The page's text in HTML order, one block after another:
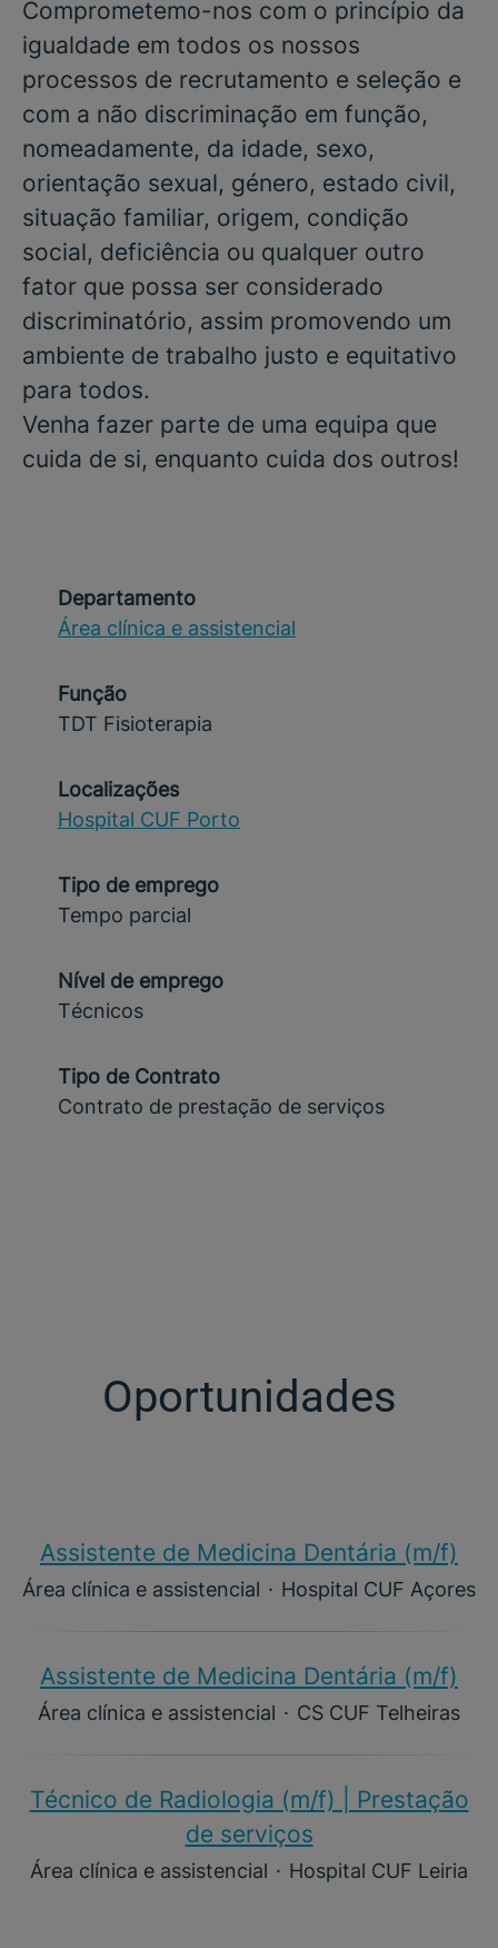
Comprometemo-nos com o princípio da
igualdade em todos os nossos
processos de recrutamento e seleção e
com a não discriminação em função,
nomeadamente, da idade, sexo,
orientação sexual, género, estado civil,
situação familiar, origem, condição
social, deficiência ou qualquer outro
fator que possa ser considerado
discriminatório, assim promovendo um
ambiente de trabalho justo e equitativo
para todos.
Venha fazer parte de uma equipa que
cuida de si, enquanto cuida dos outros!
Departamento
Área clínica e assistencial
Função
TDT Fisioterapia
Localizações
Hospital CUF Porto
Tipo de emprego
Tempo parcial
Nível de emprego
Técnicos
Tipo de Contrato
Contrato de prestação de serviços
Oportunidades
Assistente de Medicina Dentária (m/f)​
Área clínica e assistencial · Hospital CUF Açores
Assistente de Medicina Dentária (m/f)​
Área clínica e assistencial · CS CUF Telheiras
Técnico de Radiologia (m/f) | Prestação
de serviços
Área clínica e assistencial · Hospital CUF Leiria